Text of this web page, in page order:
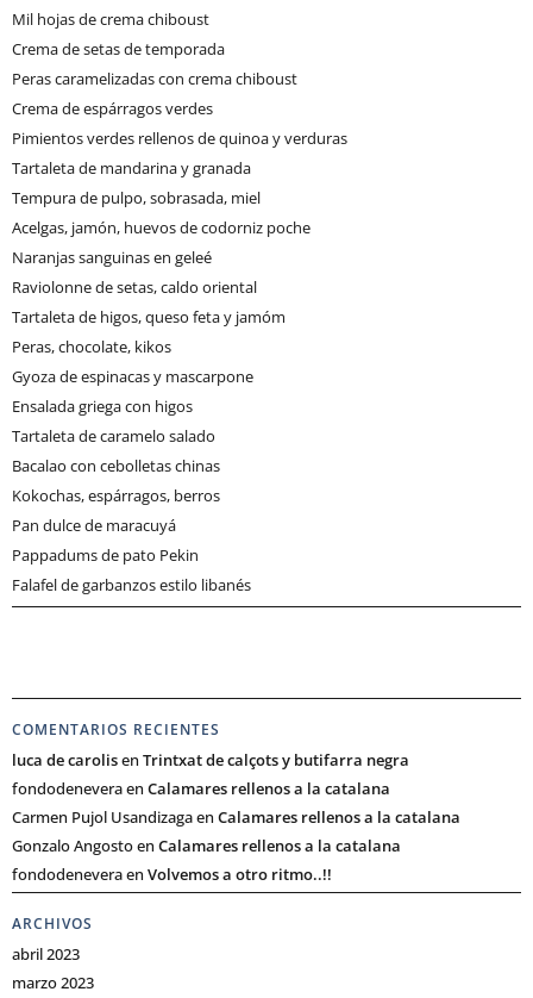
Mil hojas de crema chiboust
Crema de setas de temporada
Peras caramelizadas con crema chiboust
Crema de espárragos verdes
Pimientos verdes rellenos de quinoa y verduras
Tartaleta de mandarina y granada
Tempura de pulpo, sobrasada, miel
Acelgas, jamón, huevos de codorniz poche
Naranjas sanguinas en geleé
Raviolonne de setas, caldo oriental
Tartaleta de higos, queso feta y jamóm
Peras, chocolate, kikos
Gyoza de espinacas y mascarpone
Ensalada griega con higos
Tartaleta de caramelo salado
Bacalao con cebolletas chinas
Kokochas, espárragos, berros
Pan dulce de maracuyá
Pappadums de pato Pekin
Falafel de garbanzos estilo libanés
COMENTARIOS RECIENTES
luca de carolisen Trintxat de calçots y butifarra negra
fondodeneveraen Calamares rellenos a la catalana
Carmen Pujol Usandizagaen Calamares rellenos a la catalana
Gonzalo Angostoen Calamares rellenos a la catalana
fondodeneveraen Volvemos a otro ritmo..!!
ARCHIVOS
abril 2023
marzo 2023